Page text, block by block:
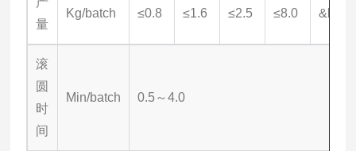
量
Kg/batch ≤0.8 ≤1.6 ≤2.5 ≤8.0
滚
圆
时
间
Min/batch 0.5～4.0